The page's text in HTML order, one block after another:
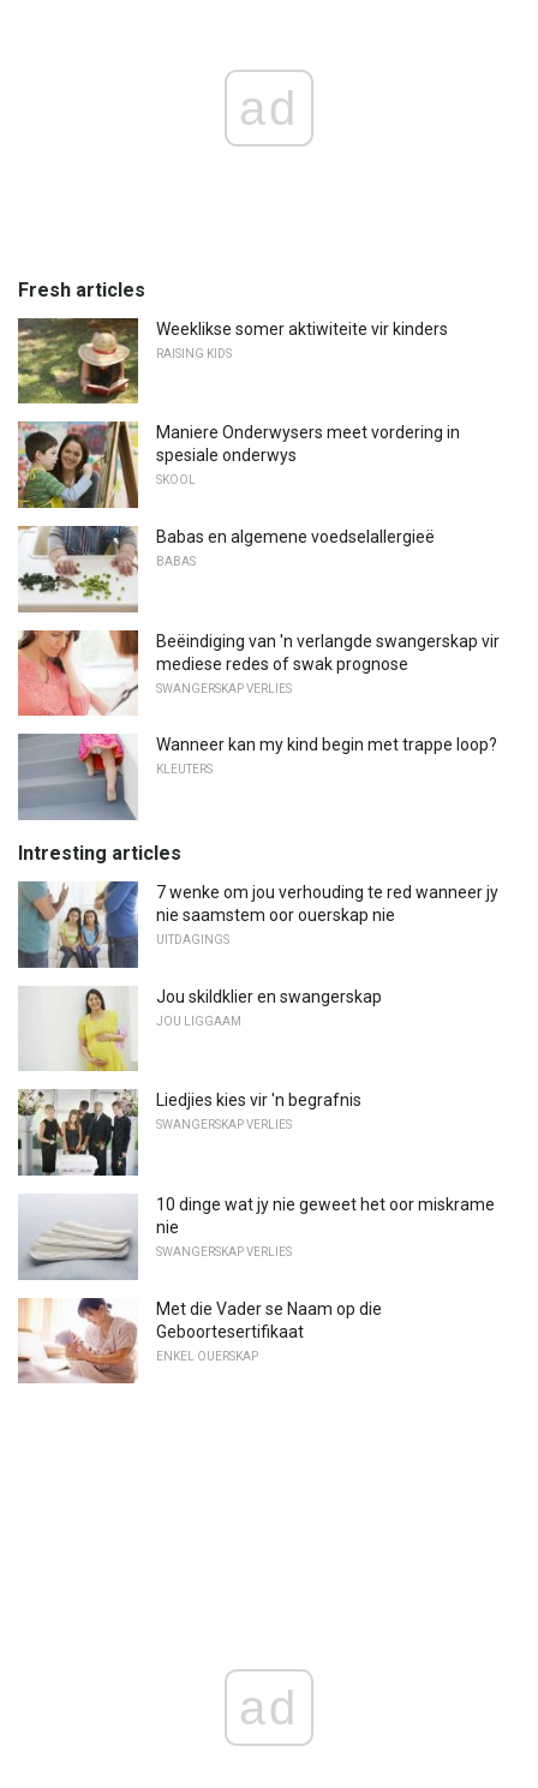
ad
Fresh articles
Weeklikse somer aktiwiteite vir kinders
RAISING KIDS
Maniere Onderwysers meet vordering in
spesiale onderwys
SKOOL
Babas en algemene voedselallergieë
BABAS
Beëindiging van 'n verlangde swangerskap vir
mediese redes of swak prognose
SWANGERSKAP VERLIES
Wanneer kan my kind begin met trappe loop?
KLEUTERS
Intresting articles
7 wenke om jou verhouding te red wanneer jy
nie saamstem oor ouerskap nie
UITDAGINGS
Jou skildklier en swangerskap
JOU LIGGAAM
Liedjies kies vir 'n begrafnis
SWANGERSKAP VERLIES
10 dinge wat jy nie geweet het oor miskrame
nie
SWANGERSKAP VERLIES
Met die Vader se Naam op die
Geboortesertifikaat
ENKEL OUERSKAP
ad